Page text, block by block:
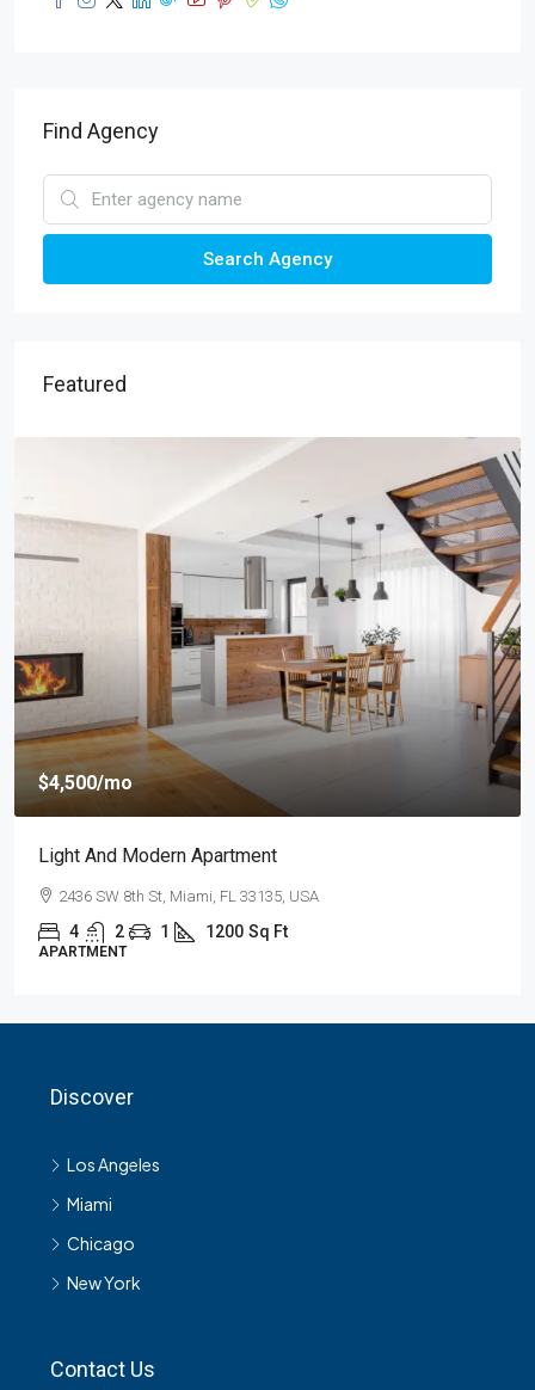
Find Agency
Search Agency
Featured
$4,500/mo
Light And Modern Apartment
2436 SW 8th St, Miami, FL 33135, USA
4 2 1 1200 Sq Ft
APARTMENT
Discover
Los Angeles
Miami
Chicago
New York
Contact Us